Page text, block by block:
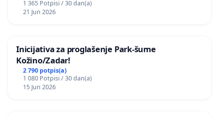
1 365 Potpisi / 30 dan(a)
21 Jun 2026
Inicijativa za proglašenje Park-šume
Kožino/Zadar!
2 790 potpis(a)
1 080 Potpisi / 30 dan(a)
15 Jun 2026